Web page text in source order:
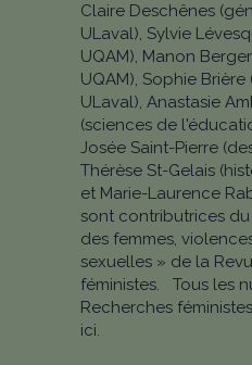
Claire Deschênes
ULaval), Sylvie
UQAM), Manon
UQAM), Sophie
ULaval), Anastasie
(sciences de
Josée Saint-Pierre
Thérèse St-Gelais
et Marie-Laurence
sont contributrices
des femmes,
sexuelles » de la
féministes. Tous les
Recherches
ici.